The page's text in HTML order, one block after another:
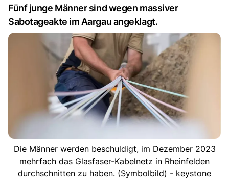
Fünf junge Männer sind wegen massiver
Sabotageakte im Aargau angeklagt.
Die Männer werden beschuldigt, im Dezember 2023
mehrfach das Glasfaser-Kabelnetz in Rheinfelden
durchschnitten zu haben. (Symbolbild) - keystone